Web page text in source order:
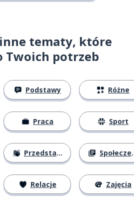
tematy, które
Twoich potrzeb
Podstawy
Praca
Przedstawianie się
Relacje
Różne
Sport
Społeczeństwo
Zajęcia